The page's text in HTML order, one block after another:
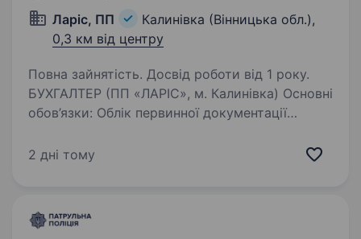
Ларіс, ПП
Калинівка (Вінницька обл.),
0,3 км від центру
Повна зайнятість. Досвід роботи від 1 року.
БУХГАЛТЕР (ПП «ЛАРІС», м. Калинівка) Основні
обов’язки: Облік первинної документації
Облік ТМЦ, МШП, авансових звітів та списання
2 дні тому